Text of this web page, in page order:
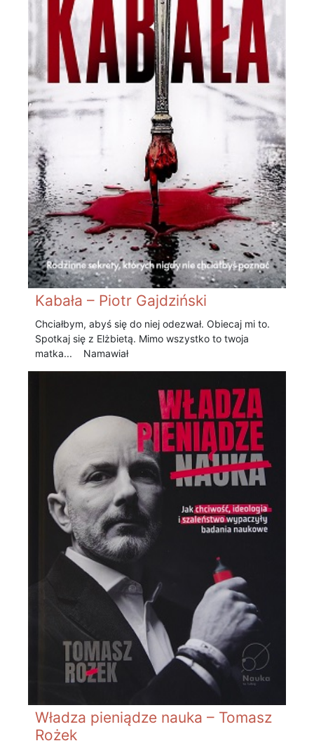
Kabała – Piotr Gajdziński
Chciałbym, abyś się do niej odezwał. Obiecaj mi to.
Spotkaj się z Elżbietą. Mimo wszystko to twoja
matka... Namawiał
Władza pieniądze nauka – Tomasz
Rożek